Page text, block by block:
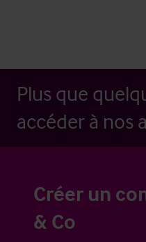
Plus que
accéder à nos
Créer un
& Co